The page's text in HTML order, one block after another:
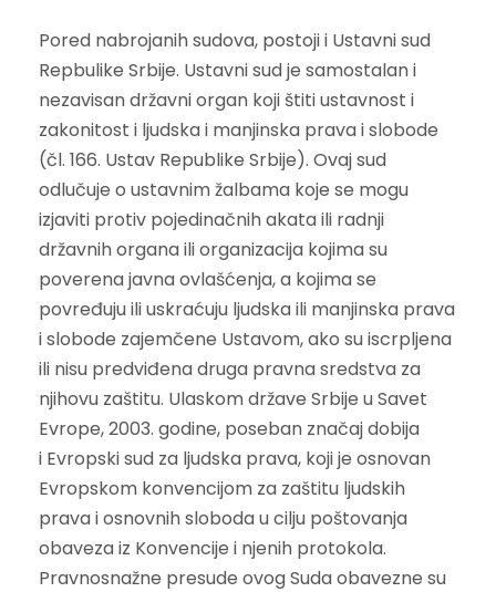
Pored nabrojanih sudova, postoji i Ustavni sud
Repbulike Srbije. Ustavni sud je samostalan i
nezavisan državni organ koji štiti ustavnost i
zakonitost i ljudska i manjinska prava i slobode
(čl. 166. Ustav Republike Srbije). Ovaj sud
odlučuje o ustavnim žalbama koje se mogu
izjaviti protiv pojedinačnih akata ili radnji
državnih organa ili organizacija kojima su
poverena javna ovlašćenja, a kojima se
povređuju ili uskraćuju ljudska ili manjinska prava
i slobode zajemčene Ustavom, ako su iscrpljena
ili nisu predviđena druga pravna sredstva za
njihovu zaštitu. Ulaskom države Srbije u Savet
Evrope, 2003. godine, poseban značaj dobija
i Evropski sud za ljudska prava, koji je osnovan
Evropskom konvencijom za zaštitu ljudskih
prava i osnovnih sloboda u cilju poštovanja
obaveza iz Konvencije i njenih protokola.
Pravnosnažne presude ovog Suda obavezne su